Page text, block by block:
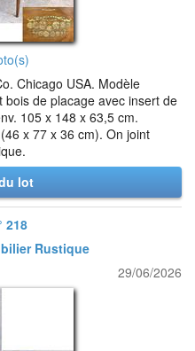
Chicago USA. Modèle
de placage avec insert de
105 x 148 x 63,5 cm.
x 77 x 36 cm). On joint
lot
218
Rustique
29/06/2026